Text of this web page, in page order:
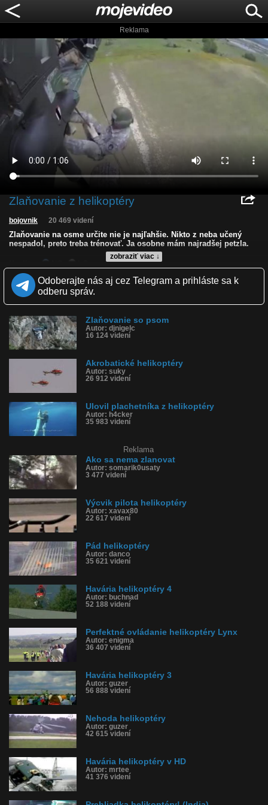
Reklama
Zlaňovanie z helikoptéry
zobraziť viac ↓
bojovnik 20 469 videní
Zlaňovanie na osme určite nie je najľahšie. Nikto z neba učený
nespadol, preto treba trénovať. Ja osobne mám najradšej petzla.
Zverejnené: 29.5.2014 12:55
Páči sa: 88% (56 hlasov)
Obľúbené: 19
Komentárov: 58
Kategória: ľudia
Tagy: zlaňovanie, osma, petlz, helikoptéra, vrtulník, zlaňovať,
adrenalín, vojenský výcvik
História sledovanosti videa:
Odoberajte nás aj cez Telegram a prihláste sa k
odberu správ.
Zlaňovanie so psom
Autor: djnigelc
16 124 videní
Akrobatické helikoptéry
Autor: suky
26 912 videní
Ulovil plachetníka z helikoptéry
Autor: h4cker
35 983 videní
Reklama
Ako sa nema zlanovat
Autor: somarik0usaty
3 477 videní
Výcvik pilota helikoptéry
Autor: xavax80
22 617 videní
Pád helikoptéry
Autor: danco
35 621 videní
Havária helikoptéry 4
Autor: buchnad
52 188 videní
Perfektné ovládanie helikoptéry Lynx
Autor: enigma
36 407 videní
Havária helikoptéry 3
Autor: guzer
56 888 videní
Nehoda helikoptéry
Autor: guzer
42 615 videní
Havária helikoptéry v HD
Autor: mrtee
41 376 videní